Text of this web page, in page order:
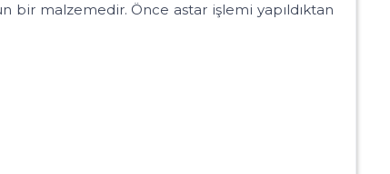
bir malzemedir. Önce astar işlemi yapıldıktan